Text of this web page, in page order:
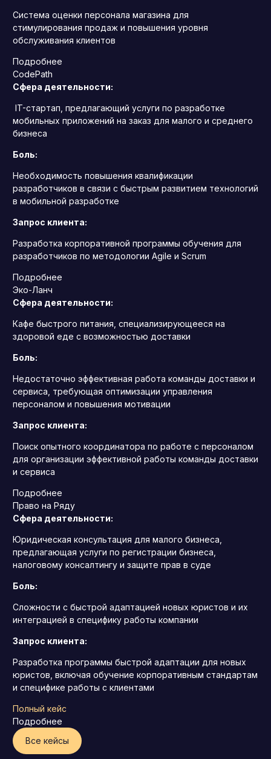
Система оценки персонала магазина для
стимулирования продаж и повышения уровня
обслуживания клиентов
Подробнее
CodePath
Сфера деятельности:
IT-стартап, предлагающий услуги по разработке
мобильных приложений на заказ для малого и среднего
бизнеса
Боль:
Необходимость повышения квалификации
разработчиков в связи с быстрым развитием технологий
в мобильной разработке
Запрос клиента:
Разработка корпоративной программы обучения для
разработчиков по методологии Agile и Scrum
Подробнее
Эко-Ланч
Сфера деятельности:
Кафе быстрого питания, специализирующееся на
здоровой еде с возможностью доставки
Боль:
Недостаточно эффективная работа команды доставки и
сервиса, требующая оптимизации управления
персоналом и повышения мотивации
Запрос клиента:
Поиск опытного координатора по работе с персоналом
для организации эффективной работы команды доставки
и сервиса
Подробнее
Право на Ряду
Сфера деятельности:
Юридическая консультация для малого бизнеса,
предлагающая услуги по регистрации бизнеса,
налоговому консалтингу и защите прав в суде
Боль:
Сложности с быстрой адаптацией новых юристов и их
интеграцией в специфику работы компании
Запрос клиента:
Разработка программы быстрой адаптации для новых
юристов, включая обучение корпоративным стандартам
и специфике работы с клиентами
Полный кейс
Подробнее
Все кейсы